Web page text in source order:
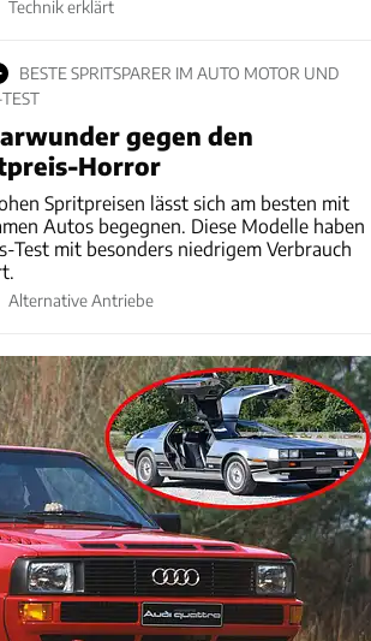
Technik erklärt
BESTE SPRITSPARER IM AUTO MOTOR UND
gegen den
Horror
Spritpreisen lässt sich am besten mit
Autos begegnen. Diese Modelle haben
Test mit besonders niedrigem Verbrauch
Alternative Antriebe